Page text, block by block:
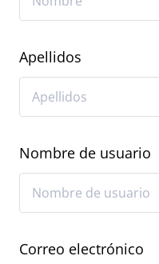
Apellidos
Nombre de usuario
Correo electrónico